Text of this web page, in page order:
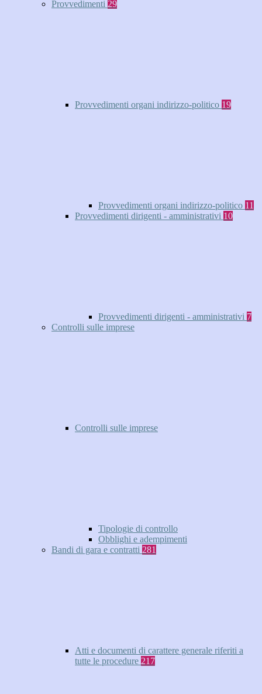
Provvedimenti 29
Provvedimenti organi indirizzo-politico 19
Provvedimenti organi indirizzo-politico 11
Provvedimenti dirigenti - amministrativi 10
Provvedimenti dirigenti - amministrativi 7
Controlli sulle imprese
Controlli sulle imprese
Tipologie di controllo
Obblighi e adempimenti
Bandi di gara e contratti 281
Atti e documenti di carattere generale riferiti a
tutte le procedure 217